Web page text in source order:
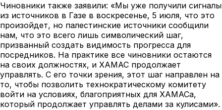
Чиновники также заявили: «Мы уже получили сигналы
из источников в Газе в воскресенье, 5 июля, что это
произойдет, но палестинские источники сообщили
нам, что это всего лишь символический шаг,
призванный создать видимость прогресса для
посредников. На практике все чиновники остаются
на своих должностях, и ХАМАС продолжает
управлять. С его точки зрения, этот шаг направлен на
то, чтобы позволить технократическому комитету
войти на условиях, благоприятных для ХАМАСа,
который продолжает управлять делами за кулисами».